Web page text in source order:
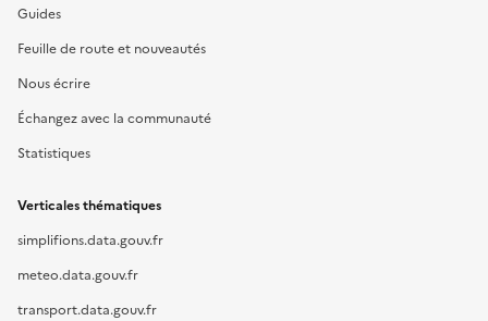
Guides
Feuille de route et nouveautés
Nous écrire
Échangez avec la communauté
Statistiques
Verticales thématiques
simplifions.data.gouv.fr
meteo.data.gouv.fr
transport.data.gouv.fr